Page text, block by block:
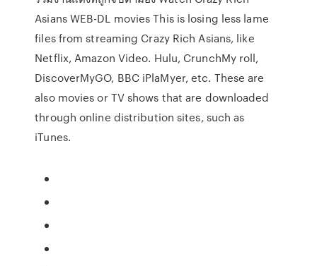
Asians WEB-DL movies This is losing less lame
files from streaming Crazy Rich Asians, like
Netflix, Amazon Video. Hulu, CrunchMy roll,
DiscoverMyGO, BBC iPlaMyer, etc. These are
also movies or TV shows that are downloaded
through online distribution sites, such as
iTunes.